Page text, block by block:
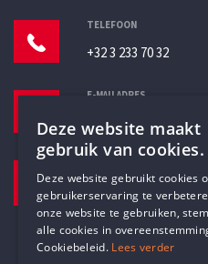
TELEFOON
+32 3 233 70 32
E-MAILADRES
Pottenbrug 4
Antwerpen, 2000
Deze website maakt
gebruik van cookies.
Deze website gebruikt cookies
gebruikerservaring te
onze website te gebruiken,
alle cookies in
Cookiebeleid. Lees verder